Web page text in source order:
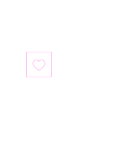
hacer más
silenciosa
a decirte